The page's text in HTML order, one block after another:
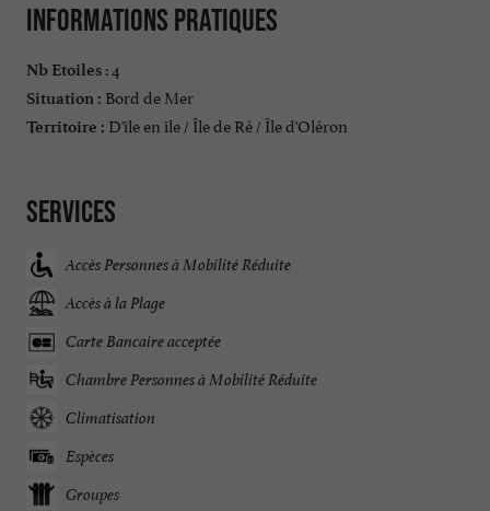
Informations pratiques
Nb Etoiles : 4
Situation : Bord de Mer
Territoire : D'île en île / Île de Ré / Île d'Oléron
Services
Accès Personnes à Mobilité Réduite
Accès à la Plage
Carte Bancaire acceptée
Chambre Personnes à Mobilité Réduite
Climatisation
Espèces
Groupes